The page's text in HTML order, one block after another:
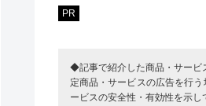
PR
◆記事で紹介した商品・サービ
定商品・サービスの広告を行
ービスの安全性・有効性を示